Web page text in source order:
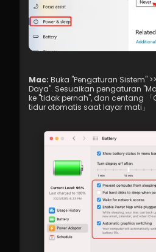
Mac: Buka "Pengaturan Sistem"
Daya". Sesuaikan pengaturan
ke "tidak pernah", dan centang
tidur otomatis saat layar mati」